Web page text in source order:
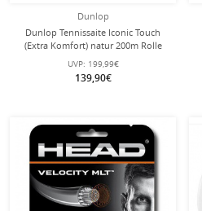
Dunlop
Dunlop Tennissaite Iconic Touch
(Extra Komfort) natur 200m Rolle
UVP: 199,99€
139,90€